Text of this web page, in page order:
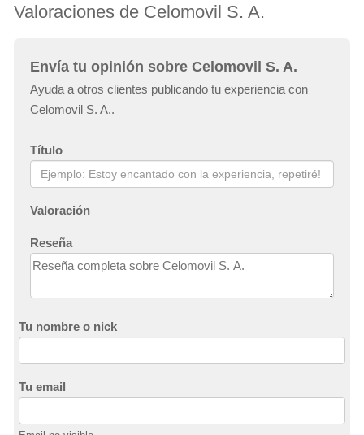
Valoraciones de Celomovil S. A.
Envía tu opinión sobre Celomovil S. A.
Ayuda a otros clientes publicando tu experiencia con
Celomovil S. A..
Título
Valoración
Reseña
Tu nombre o nick
Tu email